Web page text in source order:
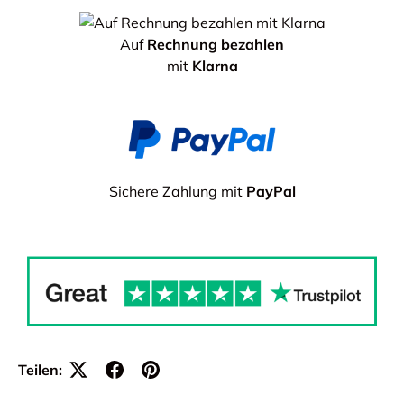
AufRechnung bezahlen
mit Klarna
Sichere Zahlung mit PayPal
Teilen: